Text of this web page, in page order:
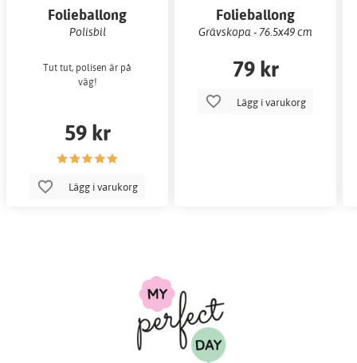
Folieballong
Polisbil
Tut tut, polisen är på
väg!
59 kr
Lägg i varukorg
Folieballong
Grävskopa - 76.5x49 cm
79 kr
Lägg i varukorg